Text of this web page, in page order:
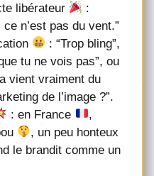
libérateur
:
n’est pas du vent.”
: “Trop bling”,
tu ne vois pas”, ou
vient vraiment du
de l’image ?”.
: en France
,
, un peu honteux
le brandit comme un